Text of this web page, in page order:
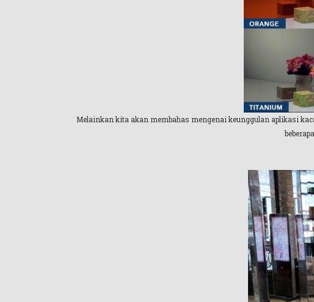
Melainkan kita akan membahas mengenai keunggulan aplikasi